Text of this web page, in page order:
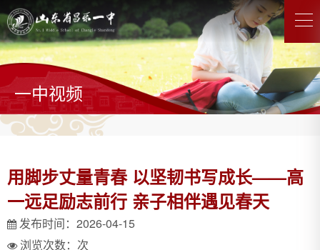
一中视频
用脚步丈量青春 以坚韧书写成长——高
一远足励志前行 亲子相伴遇见春天
发布时间：2026-04-15
浏览次数： 次